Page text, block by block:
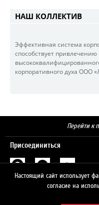
НАШ КОЛЛЕКТИВ
Эффективная система
способствует
корпоративного духа ООО
Перейти к
Присоединиться
Настоящий сайт использует
согласие на